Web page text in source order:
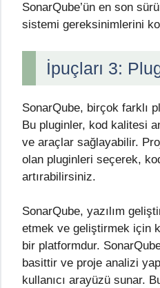
SonarQube’ün en son
sistemi gereksinimlerini
İpuçları 3:
SonarQube, birçok farklı
Bu pluginler, kod kalitesi
ve araçlar sağlayabilir.
olan pluginleri seçerek,
artırabilirsiniz.
SonarQube, yazılım
etmek ve geliştirmek için
bir platformdur.
basittir ve proje analizi
kullanıcı arayüzü sunar.